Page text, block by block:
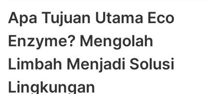
Apa Tujuan Utama Eco
Enzyme? Mengolah
Limbah Menjadi Solusi
Lingkungan